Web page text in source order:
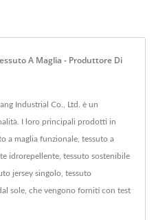
A Maglia - Produttore Di
Industrial Co., Ltd. è un
I loro principali prodotti in
a maglia funzionale, tessuto a
idrorepellente, tessuto sostenibile
jersey singolo, tessuto
sole, che vengono forniti con test